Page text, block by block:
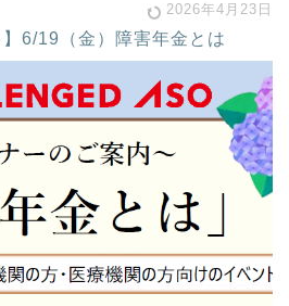
2026年4月23日
】6/19（金）障害年金とは